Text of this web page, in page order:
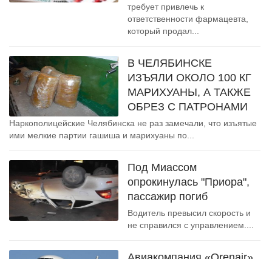
требует привлечь к
ответственности фармацевта,
который продал...
В ЧЕЛЯБИНСКЕ
ИЗЪЯЛИ ОКОЛО 100 КГ
МАРИХУАНЫ, А ТАКЖЕ
ОБРЕЗ С ПАТРОНАМИ
Наркополицейские Челябинска не раз замечали, что изъятые
ими мелкие партии гашиша и марихуаны по...
Под Миассом
опрокинулась "Приора",
пассажир погиб
Водитель превысил скорость и
не справился с управлением....